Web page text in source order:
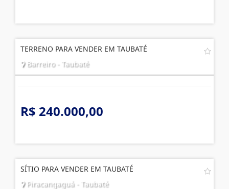
TERRENO PARA VENDER EM TAUBATÉ
Barreiro - Taubaté
R$ 240.000,00
SÍTIO PARA VENDER EM TAUBATÉ
Piracangaguá - Taubaté